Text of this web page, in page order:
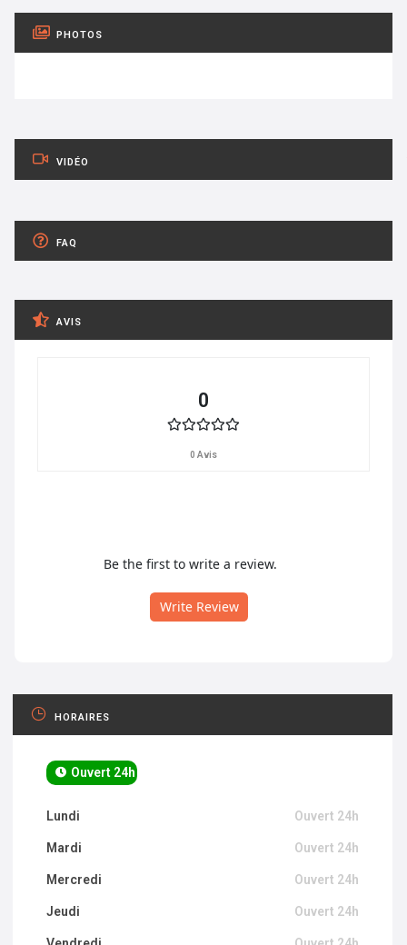
PHOTOS
VIDÉO
FAQ
AVIS
0
0 Avis
Be the first to write a review.
Write Review
HORAIRES
Ouvert 24h
Lundi Ouvert 24h
Mardi Ouvert 24h
Mercredi Ouvert 24h
Jeudi Ouvert 24h